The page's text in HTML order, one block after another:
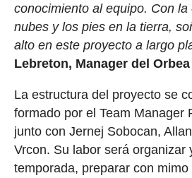
conocimiento al equipo. Con la
nubes y los pies en la tierra,
alto en este proyecto a largo
Lebreton, Manager del
La estructura del proyecto se
formado por el Team Manager
junto con Jernej Sobocan,
Vrcon. Su labor será organizar
temporada, preparar con